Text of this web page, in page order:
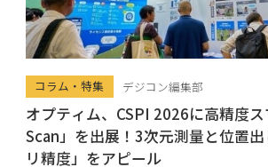
コラム・特集 デジコン編集部
オプティム、CSPI 2026に高精度
Scan」を出展！3次元測量と位置
リ精度」をアピール